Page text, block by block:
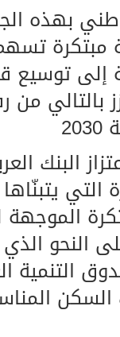
بهذه
مبتكرة
إلى توسيع
بالتالي
البنك
التي
النحو
السكن